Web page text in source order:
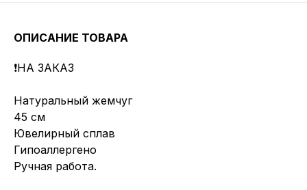
ОПИСАНИЕ ТОВАРА
❗️НА ЗАКАЗ
Натуральный жемчуг
45 см
Ювелирный сплав
Гипоаллергено
Ручная работа.